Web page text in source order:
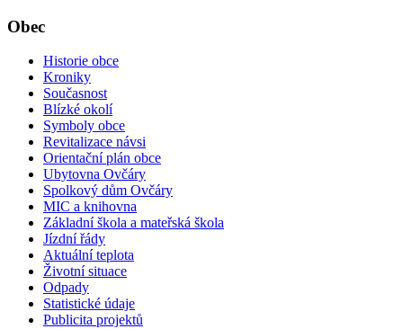
Obec
Historie obce
Kroniky
Současnost
Blízké okolí
Symboly obce
Revitalizace návsi
Orientační plán obce
Ubytovna Ovčáry
Spolkový dům Ovčáry
MIC a knihovna
Základní škola a mateřská škola
Jízdní řády
Aktuální teplota
Životní situace
Odpady
Statistické údaje
Publicita projektů